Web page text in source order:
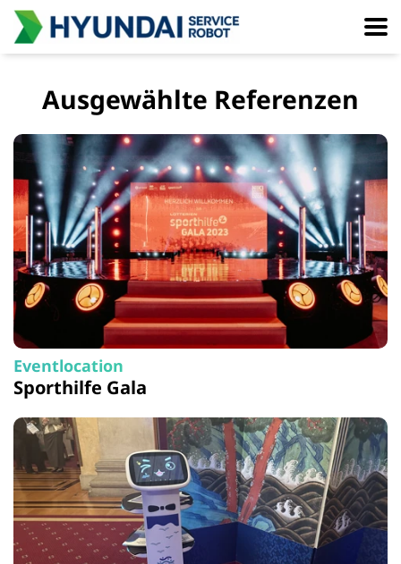
Ausgewählte Referenzen
Eventlocation
Sporthilfe Gala